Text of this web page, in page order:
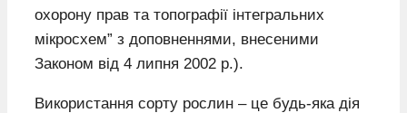
охорону прав та топографії інтегральних
мікросхем” з доповненнями, внесеними
Законом від 4 липня 2002 р.).
Використання сорту рослин – це будь-яка дія